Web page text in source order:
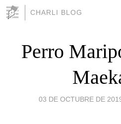
CHARLI BLOG
Perro
03 DE OCTUBRE DE